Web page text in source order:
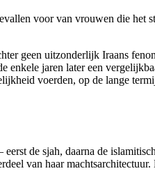
voor van vrouwen die het
geen uitzonderlijk Iraans
jaren later een
voerden, op de lange
de sjah, daarna de
van haar